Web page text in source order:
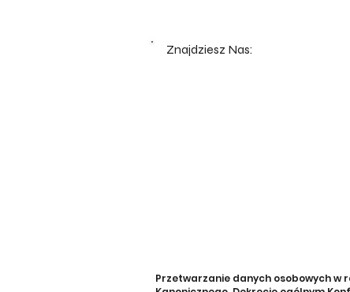
Znajdziesz Nas:
Przetwarzanie danych osobowych w